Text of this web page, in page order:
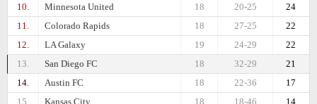
10.
Minnesota United 24
20-25
18
11.
Colorado Rapids 22
27-25
18
12.
LA Galaxy 22
24-29
19
13.
San Diego FC 21
32-29
18
14.
Austin FC 17
22-36
18
15.
Kansas City 14
18-46
18